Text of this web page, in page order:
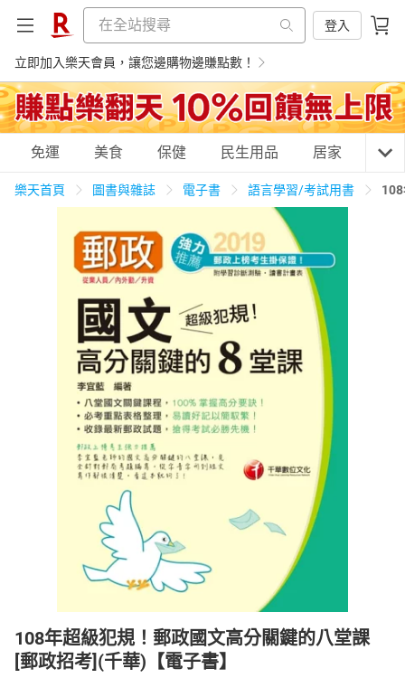
登入
立即加入樂天會員，讓您邊購物邊賺點數！
購物網分類
天天免運 美食蛋糕 養生保健
3C家電 運動休閒 親子玩具
日本購物 電子/紙本書
免運 美食 保健 民生用品 居家 3C
樂天首頁 圖書與雜誌 電子書 語言學習/考試用書
108年超級犯規！郵政國文高分關鍵的八堂課
[郵政招考](千華)【電子書】